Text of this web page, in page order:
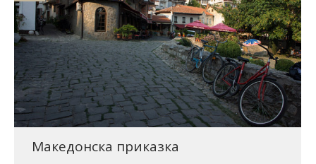
Македонска приказка